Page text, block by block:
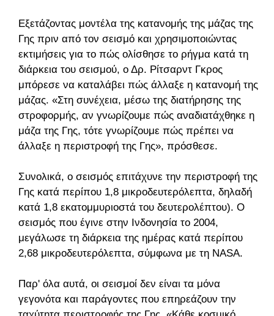
Εξετάζοντας μοντέλα της κατανομής της μάζας της
Γης πριν από τον σεισμό και χρησιμοποιώντας
εκτιμήσεις για το πώς ολίσθησε το ρήγμα κατά τη
διάρκεια του σεισμού, ο Δρ. Ρίτσαρντ Γκρος
μπόρεσε να καταλάβει πώς άλλαξε η κατανομή της
μάζας. «Στη συνέχεια, μέσω της διατήρησης της
στροφορμής, αν γνωρίζουμε πώς αναδιατάχθηκε η
μάζα της Γης, τότε γνωρίζουμε πώς πρέπει να
άλλαξε η περιστροφή της Γης», πρόσθεσε.
Συνολικά, ο σεισμός επιτάχυνε την περιστροφή της
Γης κατά περίπου 1,8 μικροδευτερόλεπτα, δηλαδή
κατά 1,8 εκατομμυριοστά του δευτερολέπτου). Ο
σεισμός που έγινε στην Ινδονησία το 2004,
μεγάλωσε τη διάρκεια της ημέρας κατά περίπου
2,68 μικροδευτερόλεπτα, σύμφωνα με τη NASA.
Παρ' όλα αυτά, οι σεισμοί δεν είναι τα μόνα
γεγονότα και παράγοντες που επηρεάζουν την